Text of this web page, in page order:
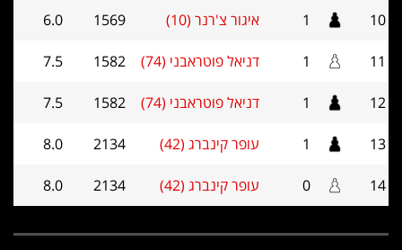
10
1 איגור צ'רנר (10) 1569
6.0
11
1 דניאל פוטראבני (74) 1582
7.5
12
1 דניאל פוטראבני (74) 1582
7.5
13
1 עופר קינברג (42) 2134
8.0
14
0 עופר קינברג (42) 2134
8.0